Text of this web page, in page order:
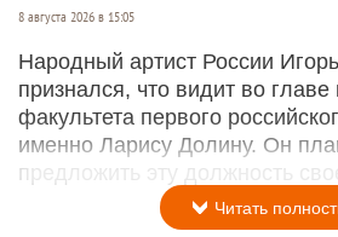
8 августа 2026 в 15:05
Народный артист России
признался, что видит во главе
факультета первого
именно Ларису Долину. Он
предложить эту должность
Читать